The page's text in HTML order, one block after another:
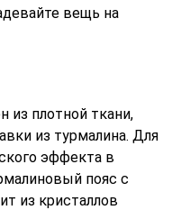
вещь на
из плотной ткани,
из турмалина. Для
эффекта в
пояс с
из кристаллов